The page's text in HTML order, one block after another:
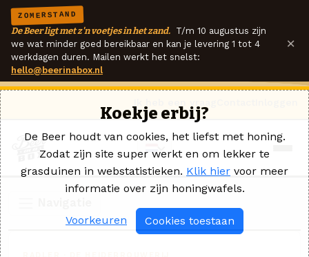
ZOMERSTAND
De Beer ligt met z'n voetjes in het zand. T/m 10 augustus zijn
we wat minder goed bereikbaar en kan je levering 1 tot 4
werkdagen duren. Mailen werkt het snelst:
hello@beerinabox.nl
×
Koekje erbij?
De Beer houdt van cookies, het liefst met honing.
Zodat zijn site super werkt en om lekker te
grasduinen in webstatistieken. Klik hier voor meer
informatie over zijn honingwafels.
Voorkeuren Cookies toestaan